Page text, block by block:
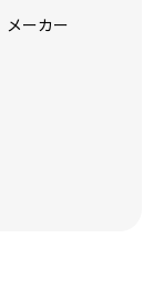
メーカー